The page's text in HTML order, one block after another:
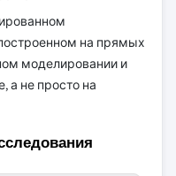
на прямых
моделировании и
а не просто на